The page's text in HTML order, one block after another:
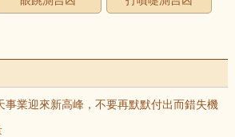
事業迎來新高峰，不要再默默付出而錯失機